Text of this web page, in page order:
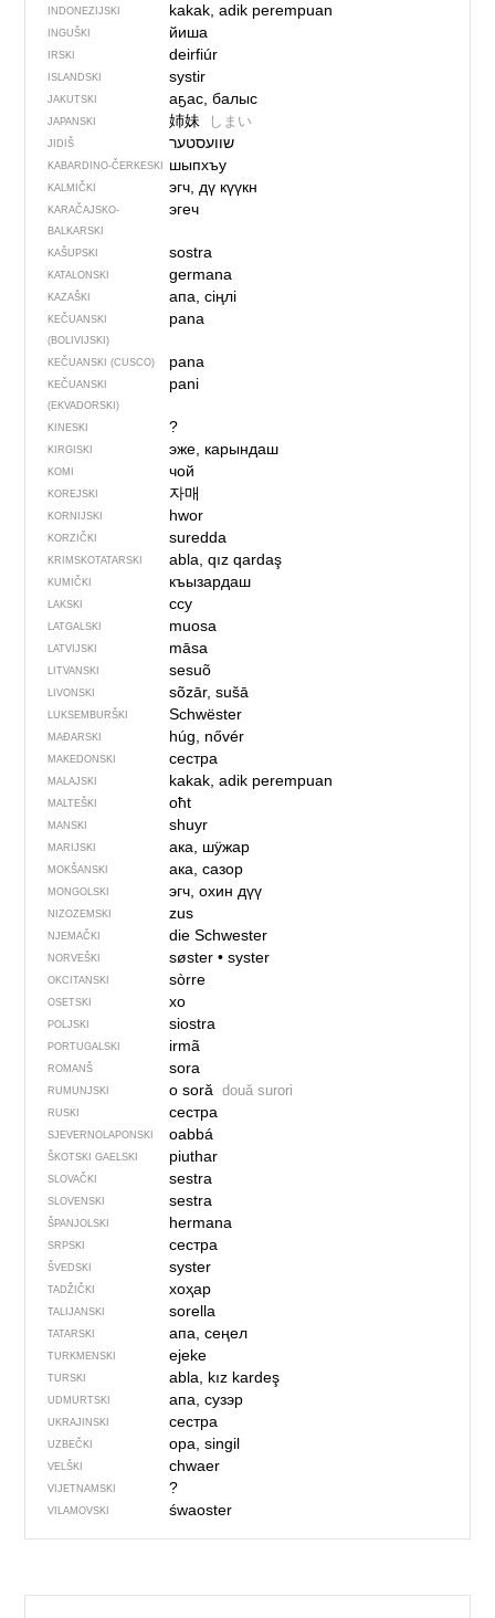
INDONEZIJSKI kakak, adik perempuan
INGUŠKI йиша
IRSKI deirfiúr
ISLANDSKI systir
JAKUTSKI аҕас, балыс
JAPANSKI 姉妹 しまい
JIDIŠ שוועסטער
KABARDINO-ČERKESKI шыпхъу
KALMIČKI эгч, дү күүкн
KARAČAJSKO-
BALKARSKI
эгеч
KAŠUPSKI sostra
KATALONSKI germana
KAZAŠKI апа, сіңлі
KEČUANSKI
(BOLIVIJSKI)
pana
KEČUANSKI (CUSCO) pana
KEČUANSKI
(EKVADORSKI)
pani
KINESKI ?
KIRGISKI эже, карындаш
KOMI чой
KOREJSKI 자매
KORNIJSKI hwor
KORZIČKI suredda
KRIMSKOTATARSKI abla, qız qardaş
KUMIČKI къызардаш
LAKSKI ссу
LATGALSKI muosa
LATVIJSKI māsa
LITVANSKI sesuõ
LIVONSKI sõzār, sušā
LUKSEMBURŠKI Schwëster
MAĐARSKI húg, nővér
MAKEDONSKI сестра
MALAJSKI kakak, adik perempuan
MALTEŠKI oħt
MANSKI shuyr
MARIJSKI ака, шӱжар
MOKŠANSKI ака, сазор
MONGOLSKI эгч, охин дүү
NIZOZEMSKI zus
NJEMAČKI die Schwester
NORVEŠKI søster• syster
OKCITANSKI sòrre
OSETSKI хо
POLJSKI siostra
PORTUGALSKI irmã
ROMANŠ sora
RUMUNJSKI o soră două surori
RUSKI сестра
SJEVER­NO­LA­PONSKI oabbá
ŠKOTSKI GAELSKI piuthar
SLOVAČKI sestra
SLOVENSKI sestra
ŠPANJOLSKI hermana
SRPSKI сестра
ŠVEDSKI syster
TADŽIČKI хоҳар
TALIJANSKI sorella
TATARSKI апа, сеңел
TURKMENSKI ejeke
TURSKI abla, kız kardeş
UDMURTSKI апа, сузэр
UKRAJINSKI сестра
UZBEČKI opa, singil
VELŠKI chwaer
VIJETNAMSKI ?
VILAMOVSKI śwaoster